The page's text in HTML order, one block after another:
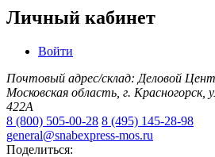
Личный кабинет
Войти
Почтовый адрес/склад: Деловой
Московская область, г. Красногорск,
422А
8 (800) 505-00-28 8 (495) 145-28-98
general@snabexpress-mos.ru
Поделиться: